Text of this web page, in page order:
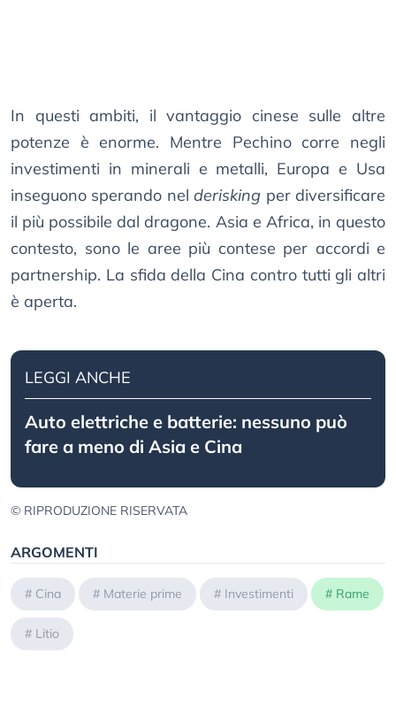
In questi ambiti, il vantaggio cinese sulle altre
potenze è enorme. Mentre Pechino corre negli
investimenti in minerali e metalli, Europa e Usa
inseguono sperando nelderisking per diversificare
il più possibile dal dragone. Asia e Africa, in questo
contesto, sono le aree più contese per accordi e
partnership. La sfida della Cina contro tutti gli altri
è aperta.
LEGGI ANCHE
Auto elettriche e batterie: nessuno può
fare a meno di Asia e Cina
© RIPRODUZIONE RISERVATA
ARGOMENTI
# Cina # Materie prime # Investimenti # Rame
# Litio